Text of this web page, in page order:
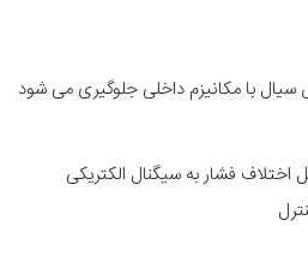
سیال با مکانیزم داخلی جلوگیری می شود
اختلاف فشار به سیگنال الکتریکی